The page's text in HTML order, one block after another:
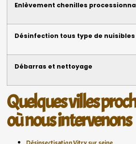
Enlèvement chenilles
Désinfection tous type de nuisibles
Débarras et nettoyage
Quelques villes
où nous intervenons